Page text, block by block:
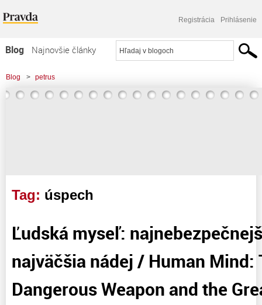
Registrácia Prihlásenie
Blog
Najnovšie články
Najčítanejšie články
Najkomentovanejšie články
Blog > petrus
Tag: úspech
Ľudská myseľ:
najväčšia nádej / Human Mind:
Dangerous Weapon and the